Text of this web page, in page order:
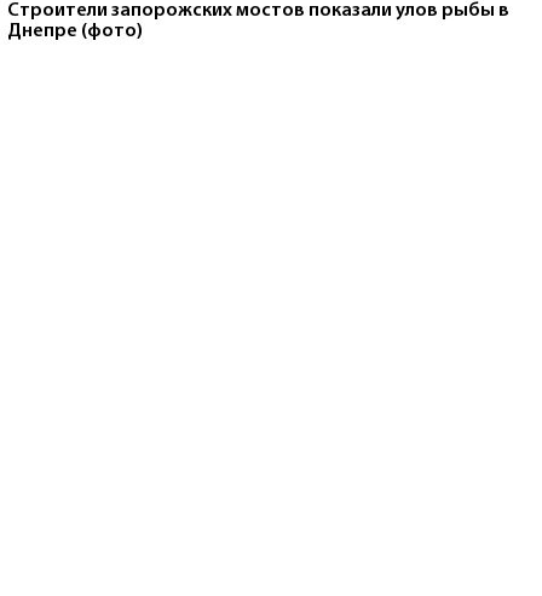
Строители запорожских мостов показали улов рыбы в
Днепре (фото)